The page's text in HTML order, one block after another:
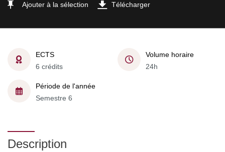
Ajouter à la sélection Télécharger
ECTS
6 crédits
Volume horaire
24h
Période de l'année
Semestre 6
Description